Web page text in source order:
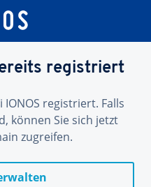
registriert
registriert. Falls
können Sie sich jetzt
zugreifen.